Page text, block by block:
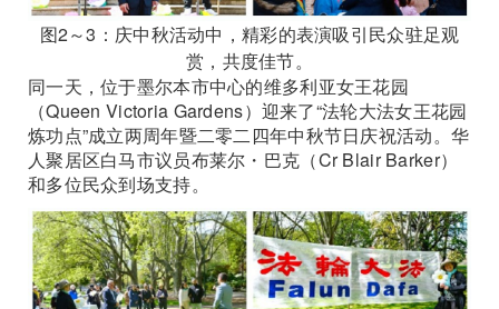
图2～3：庆中秋活动中，精彩的表演吸引民众驻足观
赏，共度佳节。
同一天，位于墨尔本市中心的维多利亚女王花园
（Queen Victoria Gardens）迎来了“法轮大法女王花园
炼功点”成立两周年暨二零二四年中秋节日庆祝活动。华
人聚居区白马市议员布莱尔・巴克（Cr Blair Barker）
和多位民众到场支持。